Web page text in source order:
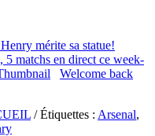
mérite sa statue!
5 matchs en direct ce week-
Welcome back
/ Étiquettes : Arsenal,